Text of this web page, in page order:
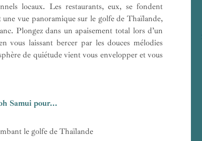
locaux. Les restaurants, eux, se fondent
vue panoramique sur le golfe de Thaïlande,
Plongez dans un apaisement total lors d’un
vous laissant bercer par les douces mélodies
de quiétude vient vous envelopper et vous
Samui pour...
le golfe de Thaïlande